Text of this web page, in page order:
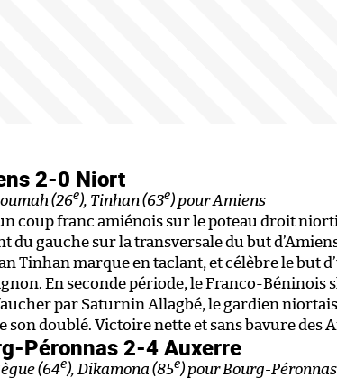
2-0 Niort
(26e), Tinhan (63e) pour Amiens
coup franc amiénois sur le poteau droit
du gauche sur la transversale du but
Tinhan marque en taclant, et célèbre le but
En seconde période, le Franco-Béninois
par Saturnin Allagbé, le gardien
son doublé. Victoire nette et sans bavure des
Péronnas 2-4 Auxerre
(64e), Dikamona (85e) pour Bourg-Péronnas